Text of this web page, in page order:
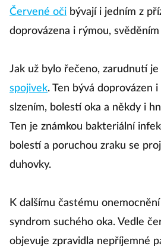
Červené oči bývají i jedním z
doprovázena i rýmou,
Jak už bylo řečeno, zarudnutí
spojivek. Ten bývá doprovázen i
slzením, bolestí oka a někdy i
Ten je známkou bakteriální
bolestí a poruchou zraku se
duhovky.
K dalšímu častému
syndrom suchého oka. Vedle
objevuje zpravidla nepříjemné